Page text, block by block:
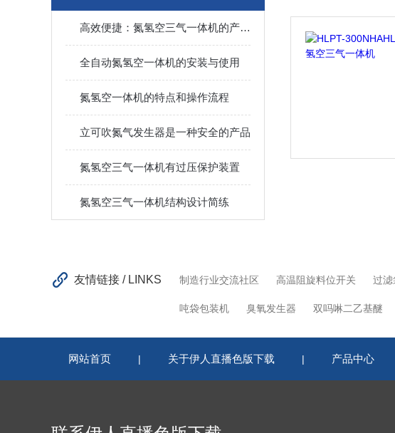
高效便捷：氮氢空三气一体机的产气与供气原理
全自动氮氢空一体机的安装与使用
氮氢空一体机的特点和操作流程
立可吹氮气发生器是一种安全的产品
氮氢空三气一体机有过压保护装置
氮氢空三气一体机结构设计简练
友情链接 / LINKS 制造行业交流社区 高温阻旋料位开关 过滤
吨袋包装机 臭氧发生器 双吗啉二乙基醚
网站首页 | 关于伊人直播色版下载 | 产品中心